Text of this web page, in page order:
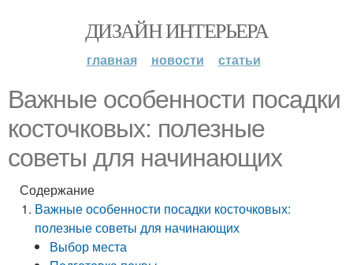
ДИЗАЙН ИНТЕРЬЕРА
главная новости статьи
Важные особенности посадки
косточковых: полезные
советы для начинающих
Содержание
Важные особенности посадки косточковых:
полезные советы для начинающих
Выбор места